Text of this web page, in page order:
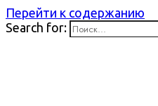
Перейти к содержанию
Search for: